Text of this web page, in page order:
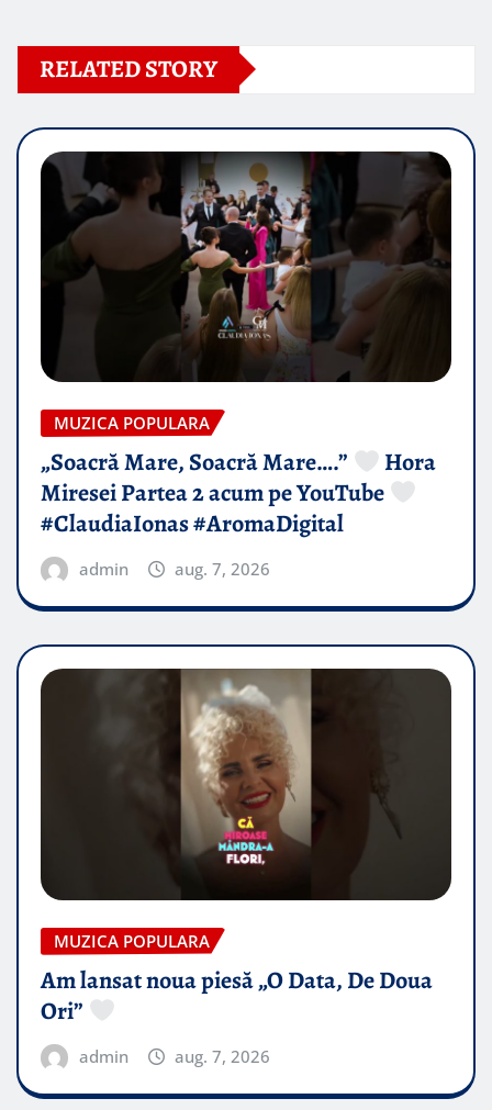
RELATED STORY
MUZICA POPULARA
„Soacră Mare, Soacră Mare….”
Hora
Miresei Partea 2 acum pe YouTube
#ClaudiaIonas #AromaDigital
admin aug. 7, 2026
MUZICA POPULARA
Am lansat noua piesă „O Data, De Doua
Ori”
admin aug. 7, 2026